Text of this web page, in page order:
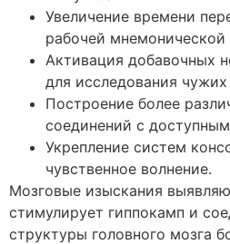
Увеличение времени
рабочей мнемонической
Активация добавочных
для исследования
Построение более
соединений с
Укрепление систем
чувственное волнение.
Мозговые изыскания
стимулирует гиппокамп и
структуры головного мозга